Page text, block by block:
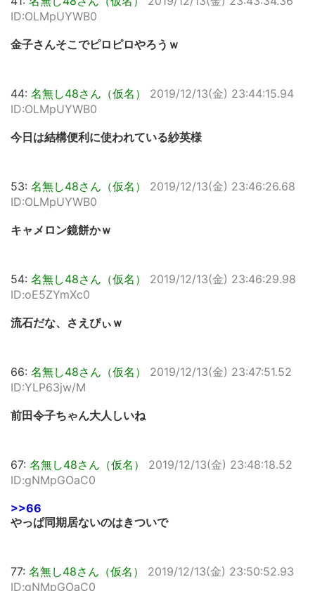
ID:OLMpUYWB0
金子さんそこでピロピロやろうｗ
44: 名無し48さん（仮名）
2019/12/13(金) 23:44:15.94
ID:OLMpUYWB0
今日は結構便利に使われている紗英様
53: 名無し48さん（仮名）
2019/12/13(金) 23:46:26.68
ID:OLMpUYWB0
キャメロン鏡餅かｗ
54: 名無し48さん（仮名）
2019/12/13(金) 23:46:29.98
ID:oE5ZYmXc0
流石だな、さえぴぃｗ
66: 名無し48さん（仮名）
2019/12/13(金) 23:47:51.52
ID:YLP63jw/M
前田令子ちゃん大人しいね
67: 名無し48さん（仮名）
2019/12/13(金) 23:48:18.52
ID:gNMpGOaC0
>>66
やっぱ同期居ないのはきついで
77: 名無し48さん（仮名）
2019/12/13(金) 23:50:52.93
ID:gNMpGOaC0